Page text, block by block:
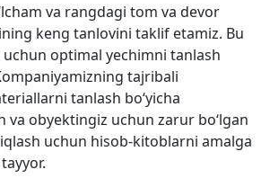
va rangdagi tom va devor
keng tanlovini taklif etamiz. Bu
optimal yechimni tanlash
tajribali
tanlash bo‘yicha
va obyektingiz uchun zarur bo‘lgan
uchun hisob-kitoblarni amalga